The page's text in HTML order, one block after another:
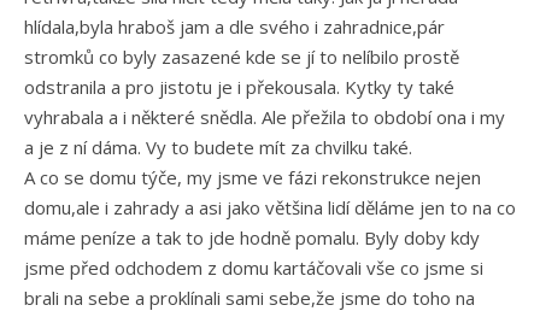
hlídala,byla hraboš jam a dle svého i zahradnice,pár
stromků co byly zasazené kde se jí to nelíbilo prostě
odstranila a pro jistotu je i překousala. Kytky ty také
vyhrabala a i některé snědla. Ale přežila to období ona i my
a je z ní dáma. Vy to budete mít za chvilku také.
A co se domu týče, my jsme ve fázi rekonstrukce nejen
domu,ale i zahrady a asi jako většina lidí děláme jen to na co
máme peníze a tak to jde hodně pomalu. Byly doby kdy
jsme před odchodem z domu kartáčovali vše co jsme si
brali na sebe a proklínali sami sebe,že jsme do toho na